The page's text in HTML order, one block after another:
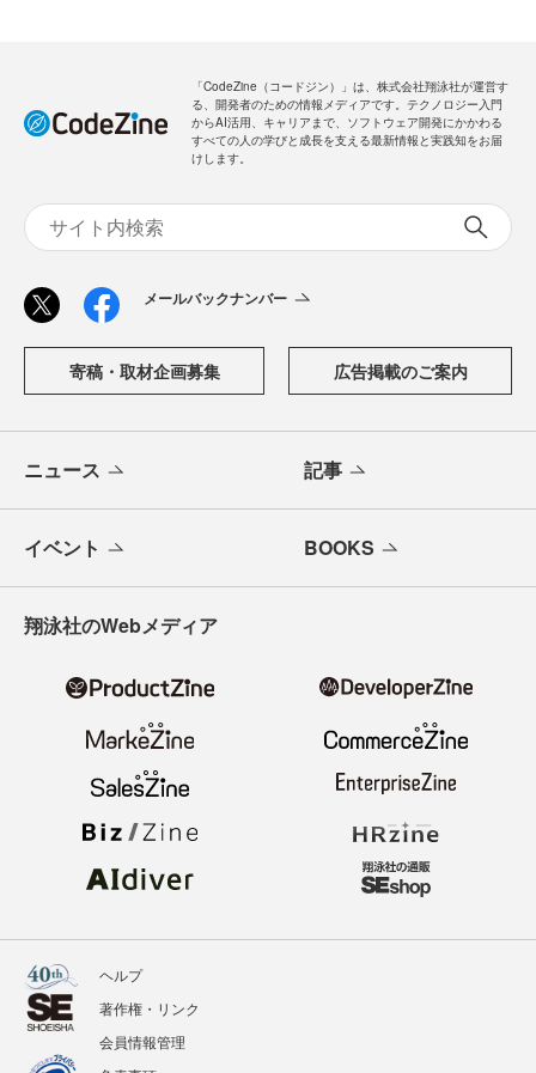
「CodeZine（コードジン）」は、株式会社翔泳社が運営す
る、開発者のための情報メディアです。テクノロジー入門
からAI活用、キャリアまで、ソフトウェア開発にかかわる
すべての人の学びと成長を支える最新情報と実践知をお届
けします。
メールバックナンバー
寄稿・取材企画募集 広告掲載のご案内
ニュース 記事
イベント BOOKS
翔泳社のWebメディア
ヘルプ
著作権・リンク
会員情報管理